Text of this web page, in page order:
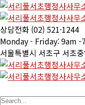
상담전화 (02) 521·1244
Monday - Friday:9am -
서울특별시 서초구 서초